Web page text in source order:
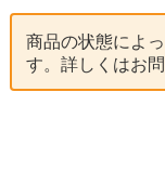
「週刊 ラ・フェラ
世界中で人気を誇
スポーツカーの象
商品の状態によ
す。詳しくはお